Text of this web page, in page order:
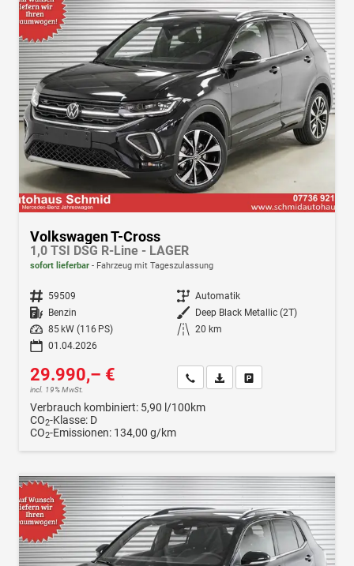
Volkswagen T-Cross
1,0 TSI DSG R-Line - LAGER
sofort lieferbar Fahrzeug mit Tageszulassung
Fahrzeugnr. 59509 Getriebe Automatik
Kraftstoff Benzin Außenfarbe Deep Black Metallic (2T)
Leistung
85 kW (116 PS) Kilometerstand 20 km
01.04.2026
29.990,– €
incl. 19% MwSt.
Wir rufen Sie anFahrzeugexposé (PDF)
Verbrauch kombiniert: 5,90 l/100km
CO2-Klasse: D
CO2-Emissionen: 134,00 g/km